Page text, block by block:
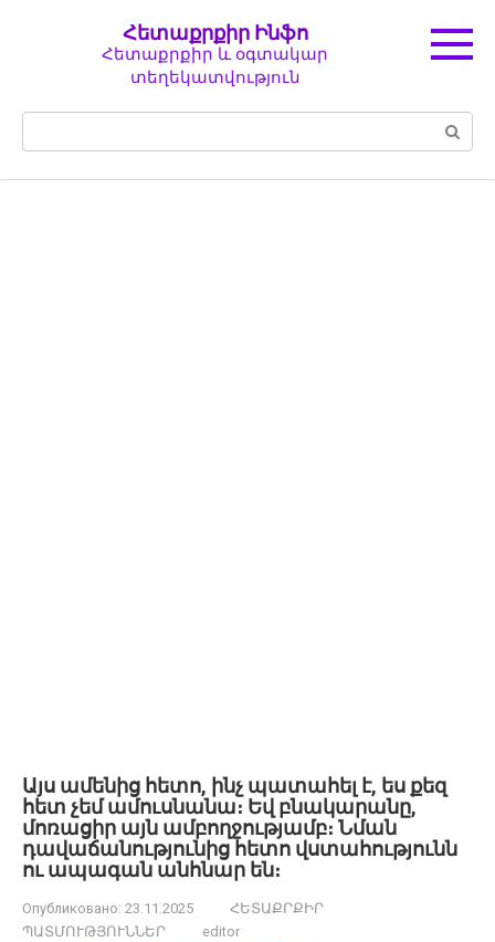
Հետաքրքիր Ինֆո
Հետաքրքիր և օգտակար
տեղեկատվություն
Այս ամենից հետո, ինչ պատահել է, ես քեզ
հետ չեմ ամուսնանա։ Եվ բնակարանը,
մոռացիր այն ամբողջությամբ։ Նման
դավաճանությունից հետո վստահությունն
ու ապագան անհնար են։
Опубликовано: 23.11.2025
ՀԵՏԱՔՐՔԻՐ
ՊԱՏՄՈՒԹՅՈՒՆՆԵՐ
editor